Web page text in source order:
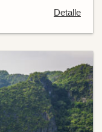
Detalle